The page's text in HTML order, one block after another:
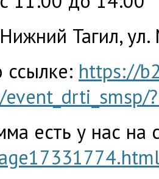
Тагил,
ссылке: https://
есть у нас на